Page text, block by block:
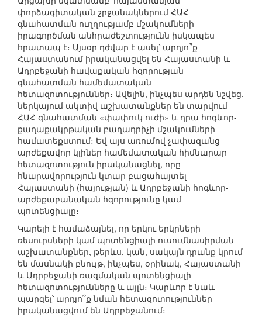
փորձագիտական շրջանակներում ՀԱՀ
գնահատման ուղղությամբ մշակումների
իրագործման անհրաժեշտությունն իսկապես
հրատապ է։ Այսօր դժվար է ասել՝ արդյո՞ք
Հայաստանում իրականացվել են Հայաստանի և
Ադրբեջանի հավաքական հզորության
գնահատման համեմատական
հետազոտություններ։ Ավելին, ինչպես արդեն նշվեց,
ներկայում ակտիվ աշխատանքներ են տարվում
ՀԱՀ գնահատման «փափուկ ուժի» և դրա հոգևոր-
քաղաքակրթական բաղադրիչի մշակումների
համատեքստում։ Եվ այս առումով չափազանց
արժեքավոր կլիներ համեմատական հիմնարար
հետազոտություն իրականացնել, որը
հնարավորություն կտար բացահայտել
Հայաստանի (հայության) և Ադրբեջանի հոգևոր-
արժեքաբանական հզորությունը կամ
պոտենցիալը։
Կարելի է համաձայնել, որ երկու երկրների
ռեսուրսների կամ պոտենցիալի ուսումնասիրման
աշխատանքներ, թերևս, կան, սակայն դրանք կրում
են մասնակի բնույթ, ինչպես, օրինակ, Հայաստանի
և Ադրբեջանի ռազմական պոտենցիալի
հետազոտությունները և այլն։ Կարևոր է նաև
պարզել՝ արդյո՞ք նման հետազոտություններ
իրականացվում են Ադրբեջանում։